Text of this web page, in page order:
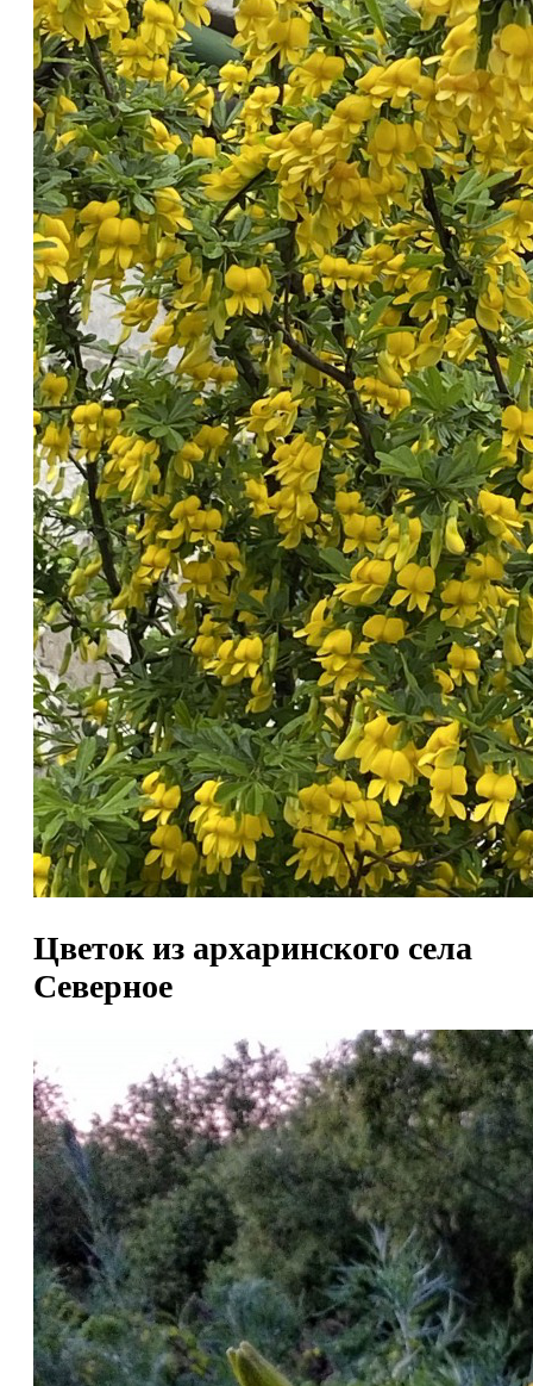
Цветок из архаринского села
Северное